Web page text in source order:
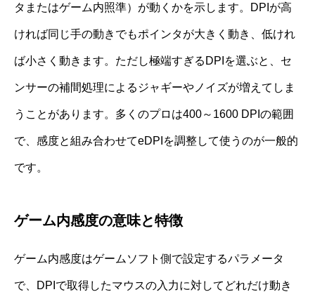
タまたはゲーム内照準）が動くかを示します。DPIが高
ければ同じ手の動きでもポインタが大きく動き、低けれ
ば小さく動きます。ただし極端すぎるDPIを選ぶと、セ
ンサーの補間処理によるジャギーやノイズが増えてしま
うことがあります。多くのプロは400～1600 DPIの範囲
で、感度と組み合わせてeDPIを調整して使うのが一般的
です。
ゲーム内感度の意味と特徴
ゲーム内感度はゲームソフト側で設定するパラメータ
で、DPIで取得したマウスの入力に対してどれだけ動き